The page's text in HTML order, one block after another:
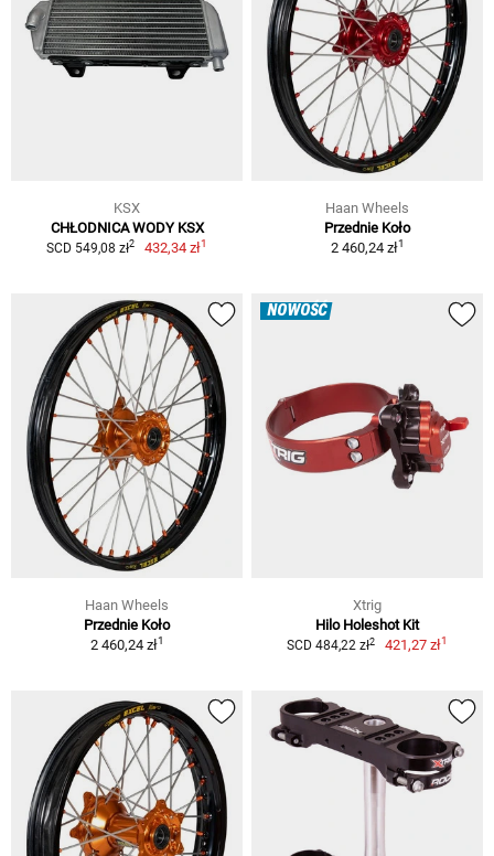
KSX
CHŁODNICA WODY KSX
SCD 549,08 zł2 432,34 zł1
Haan Wheels
Przednie Koło
2 460,24 zł1
Haan Wheels
Przednie Koło
2 460,24 zł1
NOWOŚĆ
Xtrig
Hilo Holeshot Kit
SCD 484,22 zł2 421,27 zł1